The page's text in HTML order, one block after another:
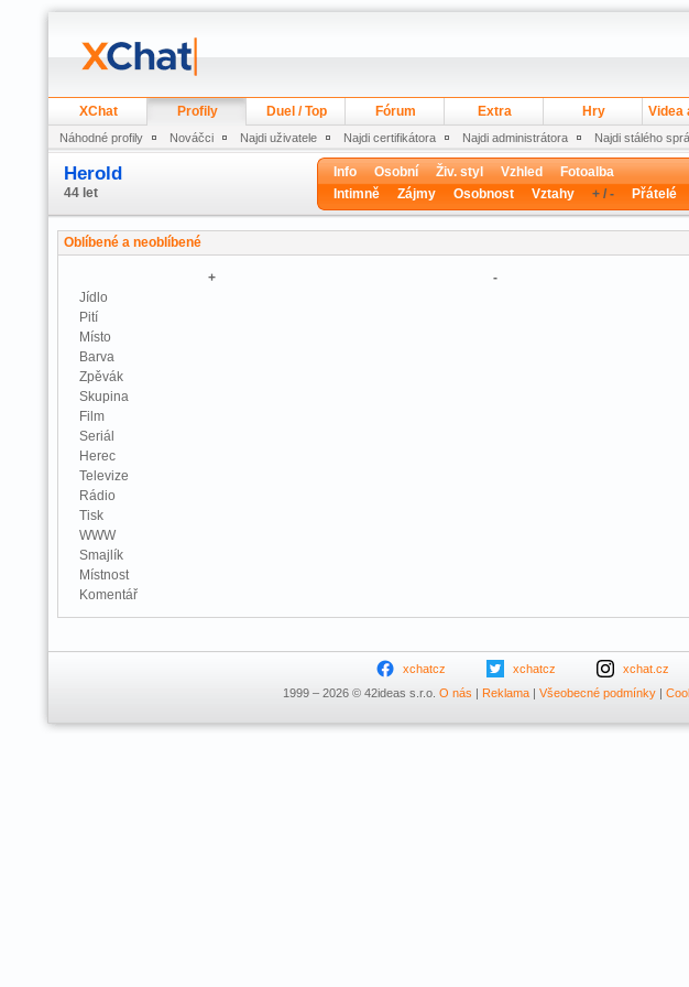
XChat Profily Duel / Top Fórum Extra Hry Videa
Náhodné profily Nováčci Najdi uživatele Najdi certifikátora Najdi administrátora Najdi stálého
Herold
44 let
Info Osobní Živ. styl Vzhled
Fotoalba
Intimně
Zájmy Osobnost Vztahy + / - Přátelé
Oblíbené a neoblíbené
+
-
Jídlo
Pití
Místo
Barva
Zpěvák
Skupina
Film
Seriál
Herec
Televize
Rádio
Tisk
WWW
Smajlík
Místnost
Komentář
xchatcz xchatcz xchat.cz
1999 – 2026 © 42ideas s.r.o. O nás | Reklama| Všeobecné podmínky|